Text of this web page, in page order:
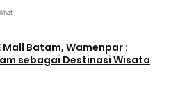
Mall Batam, Wamenpar :
sebagai Destinasi Wisata